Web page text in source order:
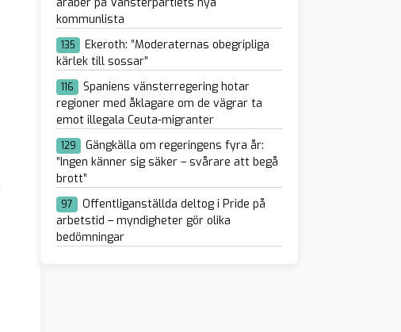
kommunlista
135
Ekeroth: ”Moderaternas obegripliga
kärlek till sossar”
116
Spaniens vänsterregering hotar
regioner med åklagare om de vägrar ta
emot illegala Ceuta-migranter
129
Gängkälla om regeringens fyra år:
”Ingen känner sig säker – svårare att begå
brott”
97
Offentliganställda deltog i Pride på
arbetstid – myndigheter gör olika
bedömningar